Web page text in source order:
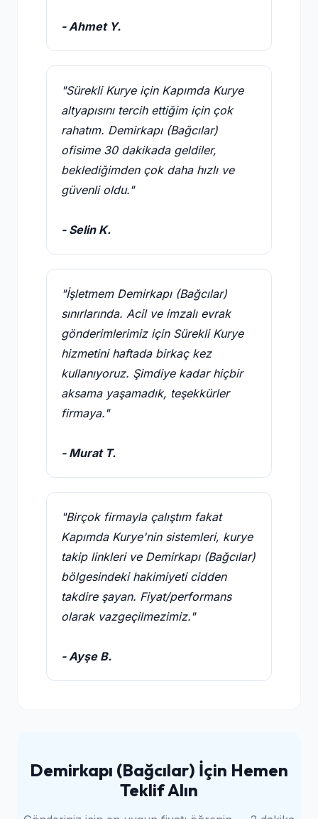
- Ahmet Y.
"Sürekli Kurye için Kapımda Kurye
altyapısını tercih ettiğim için çok
rahatım. Demirkapı (Bağcılar)
ofisime 30 dakikada geldiler,
beklediğimden çok daha hızlı ve
güvenli oldu."
- Selin K.
"İşletmem Demirkapı (Bağcılar)
sınırlarında. Acil ve imzalı evrak
gönderimlerimiz için Sürekli Kurye
hizmetini haftada birkaç kez
kullanıyoruz. Şimdiye kadar hiçbir
aksama yaşamadık, teşekkürler
firmaya."
- Murat T.
"Birçok firmayla çalıştım fakat
Kapımda Kurye'nin sistemleri, kurye
takip linkleri ve Demirkapı (Bağcılar)
bölgesindeki hakimiyeti cidden
takdire şayan. Fiyat/performans
olarak vazgeçilmezimiz."
- Ayşe B.
Demirkapı (Bağcılar) İçin Hemen
Teklif Alın